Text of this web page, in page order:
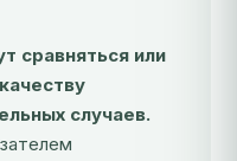
сравняться или
случаев.